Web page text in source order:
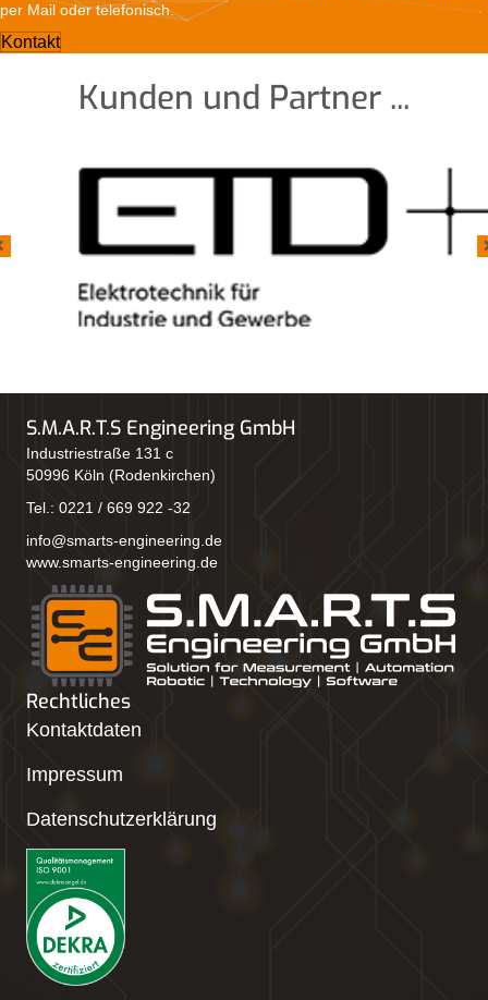
per Mail oder telefonisch.
Kontakt
Kunden und Partner ...
S.M.A.R.T.S Engineering GmbH
Industriestraße 131 c
50996 Köln (Rodenkirchen)
Tel.: 0221 / 669 922 -32
info@smarts-engineering.de
www.smarts-engineering.de
Rechtliches
Kontaktdaten
Impressum
Datenschutzerklärung